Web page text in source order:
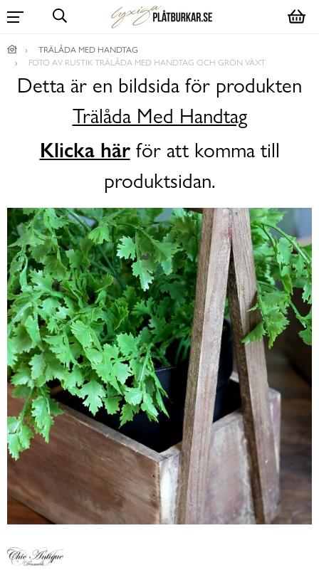
TRÄLÅDA MED HANDTAG
FOTO AV RUSTIK TRÄLÅDA MED HANDTAG OCH GRÖN VÄXT
Detta är en bildsida för produkten
Trälåda Med Handtag
Klicka härför att komma till
produktsidan.